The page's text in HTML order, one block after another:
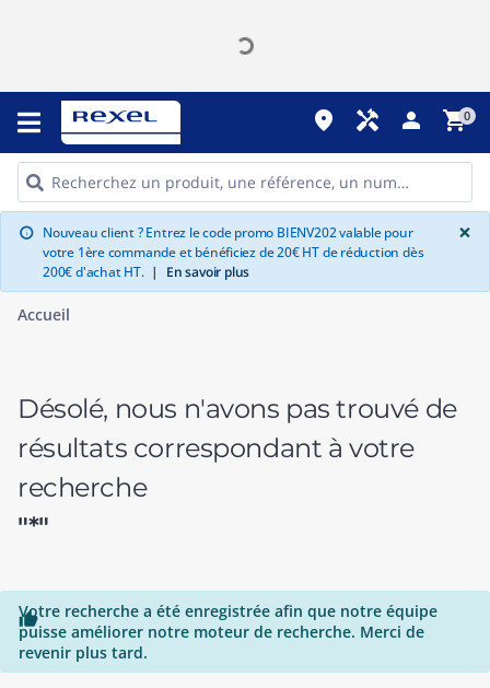
place handyman person shopping_cart0
info Nouveau client ? Entrez le code promo BIENV202 valable pour
votre 1ère commande et bénéficiez de 20€ HT de réduction dès
200€ d'achat HT. | En savoir plus
×
Accueil
Désolé, nous n'avons pas trouvé de
résultats correspondant à votre
recherche
"*"

Votre recherche a été enregistrée afin que notre équipe
puisse améliorer notre moteur de recherche. Merci de
revenir plus tard.